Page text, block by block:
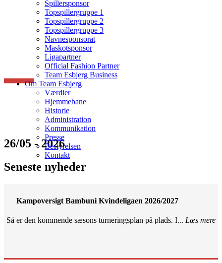
Spillersponsor
Topspillergruppe 1
Topspillergruppe 2
Topspillergruppe 3
Navnesponsorat
Maskotsponsor
Ligapartner
Official Fashion Partner
Team Esbjerg Business
Om Team Esbjerg
Værdier
Hjemmebane
Historie
Administration
Kommunikation
Presse
Bestyrelsen
Kontakt
26/05 - 2026
Seneste nyheder
Kampoversigt Bambuni Kvindeligaen 2026/2027
Så er den kommende sæsons turneringsplan på plads. I... Læs mere